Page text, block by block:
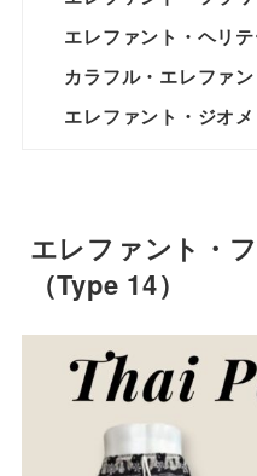
エレファント・ヘリテ
カラフル・エレファン
エレファント・ジオ
エレファント・
（Type 14）